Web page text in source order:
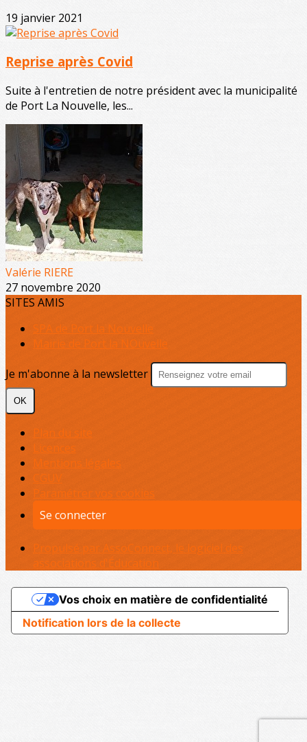
19 janvier 2021
Reprise après Covid
Suite à l'entretien de notre président avec la municipalité
de Port La Nouvelle, les...
Valérie RIERE
27 novembre 2020
SITES AMIS
SPA de Port la Nouvelle
Mairie de Port la NOuvelle
Je m'abonne à la newsletter
OK
Plan du site
Licences
Mentions légales
CGUV
Paramétrer vos cookies
Se connecter
Propulsé par AssoConnect, le logiciel des
associations d'Éducation
Notification lors de la collecte
Vos choix en matière de confidentialité